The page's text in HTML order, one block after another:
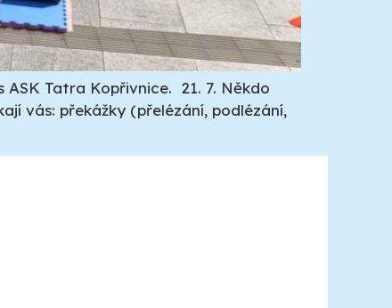
Tatra Kopřivnice. 21. 7. Někdo
vás: překážky (přelézání, podlézání,